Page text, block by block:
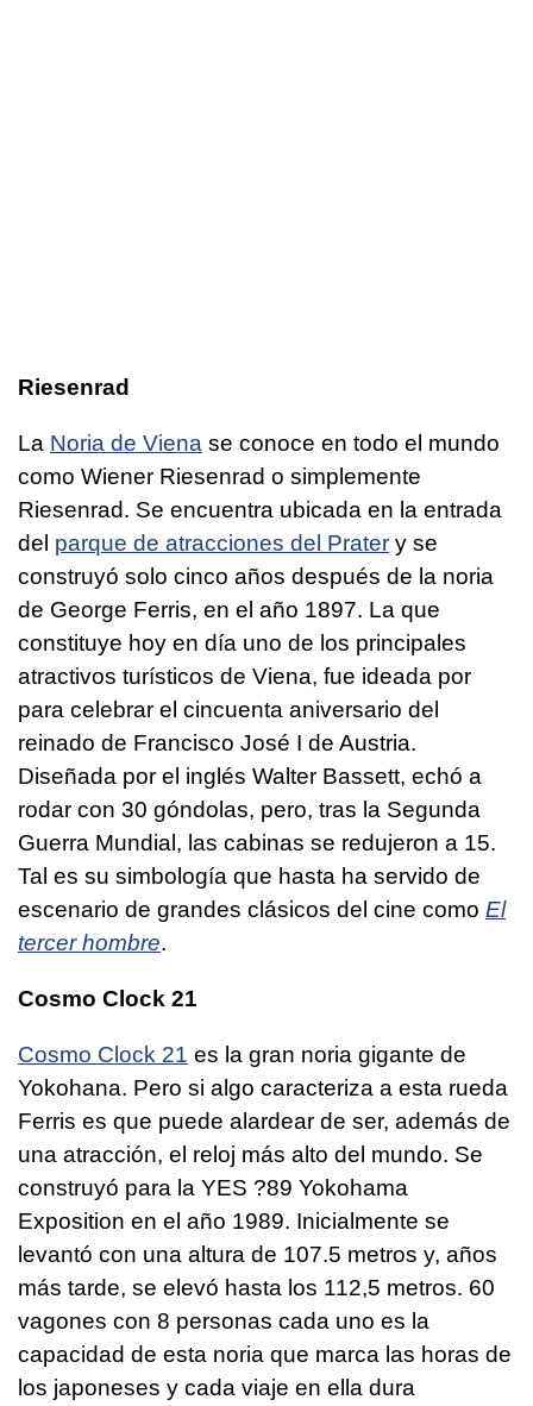
Riesenrad
La Noria de Viena se conoce en todo el mundo
como Wiener Riesenrad o simplemente
Riesenrad. Se encuentra ubicada en la entrada
del parque de atracciones del Prater y se
construyó solo cinco años después de la noria
de George Ferris, en el año 1897. La que
constituye hoy en día uno de los principales
atractivos turísticos de Viena, fue ideada por
para celebrar el cincuenta aniversario del
reinado de Francisco José I de Austria.
Diseñada por el inglés Walter Bassett, echó a
rodar con 30 góndolas, pero, tras la Segunda
Guerra Mundial, las cabinas se redujeron a 15.
Tal es su simbología que hasta ha servido de
escenario de grandes clásicos del cine como El
tercer hombre.
Cosmo Clock 21
Cosmo Clock 21 es la gran noria gigante de
Yokohana. Pero si algo caracteriza a esta rueda
Ferris es que puede alardear de ser, además de
una atracción, el reloj más alto del mundo. Se
construyó para la YES ?89 Yokohama
Exposition en el año 1989. Inicialmente se
levantó con una altura de 107.5 metros y, años
más tarde, se elevó hasta los 112,5 metros. 60
vagones con 8 personas cada uno es la
capacidad de esta noria que marca las horas de
los japoneses y cada viaje en ella dura